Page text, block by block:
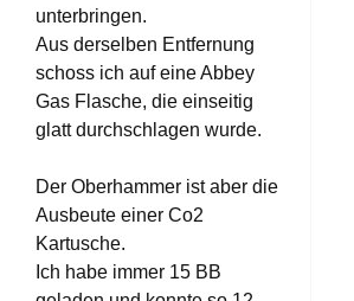
unterbringen.
Aus derselben Entfernung
schoss ich auf eine Abbey
Gas Flasche, die einseitig
glatt durchschlagen wurde.
Der Oberhammer ist aber die
Ausbeute einer Co2
Kartusche.
Ich habe immer 15 BB